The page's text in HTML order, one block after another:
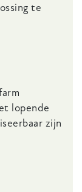
te
lopende
zijn